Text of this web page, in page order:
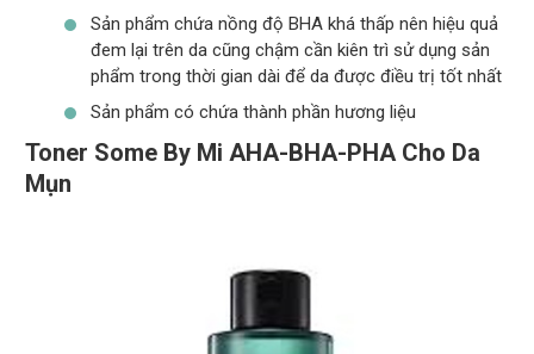
Sản phẩm chứa nồng độ BHA khá thấp nên hiệu quả
đem lại trên da cũng chậm cần kiên trì sử dụng sản
phẩm trong thời gian dài để da được điều trị tốt nhất
Sản phẩm có chứa thành phần hương liệu
Toner Some By Mi AHA-BHA-PHA Cho Da
Mụn